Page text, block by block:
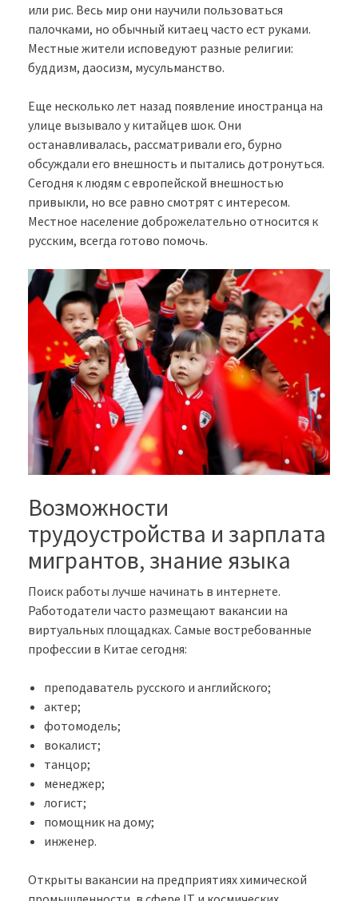
или рис. Весь мир они научили пользоваться
палочками, но обычный китаец часто ест руками.
Местные жители исповедуют разные религии:
буддизм, даосизм, мусульманство.
Еще несколько лет назад появление иностранца на
улице вызывало у китайцев шок. Они
останавливалась, рассматривали его, бурно
обсуждали его внешность и пытались дотронуться.
Сегодня к людям с европейской внешностью
привыкли, но все равно смотрят с интересом.
Местное население доброжелательно относится к
русским, всегда готово помочь.
Возможности
трудоустройства и зарплата
мигрантов, знание языка
Поиск работы лучше начинать в интернете.
Работодатели часто размещают вакансии на
виртуальных площадках. Самые востребованные
профессии в Китае сегодня:
преподаватель русского и английского;
актер;
фотомодель;
вокалист;
танцор;
менеджер;
логист;
помощник на дому;
инженер.
Открыты вакансии на предприятиях химической